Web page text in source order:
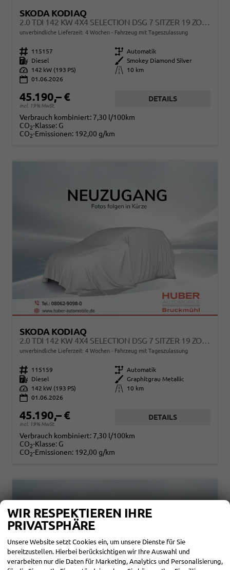
SKODA KODIAQ
2.0 TDI 142 KW 4X4 SELECTION DSG 7 SITZER 19 ZOLL AHK EL. HK
unverbindliche Lieferzeit: 4 Wochen Fahrzeug mit Tageszulassung
Fahrzeugnr. 115157 Getriebe Automatik
Kraftstoff
Diesel Außenfarbe
Smokey Diamond Silver
Leistung
142 kW (193 PS) Kilometerstand
10 km
01.06.2026
45.190,– €
incl. 19% MwSt.
DETAILS
Verbrauch kombiniert: 7,30 l/100km
CO2-Klasse: G
CO2-Emissionen: 192,00 g/km
SKODA KODIAQ
2.0 TDI 142 KW 4X4 SELECTION DSG 7 SITZER 19 ZOLL AHK EL. HK
unverbindliche Lieferzeit: 4 Wochen Fahrzeug mit Tageszulassung
Fahrzeugnr. 115159 Getriebe Automatik
Kraftstoff
Diesel Außenfarbe
Graphitgrau Metallic
Leistung
142 kW (193 PS) Kilometerstand
10 km
01.06.2026
45.190,– €
incl. 19% MwSt.
DETAILS
Verbrauch kombiniert: 7,30 l/100km
CO2-Klasse: G
CO2-Emissionen: 192,00 g/km
WIR RESPEKTIEREN IHRE
PRIVATSPHÄRE
Unsere Website setzt Cookies ein, um unsere Dienste für Sie
bereitzustellen. Hierbei berücksichtigen wir Ihre Auswahl und
verarbeiten nur die Daten für Marketing, Analytics und Personalisierung,